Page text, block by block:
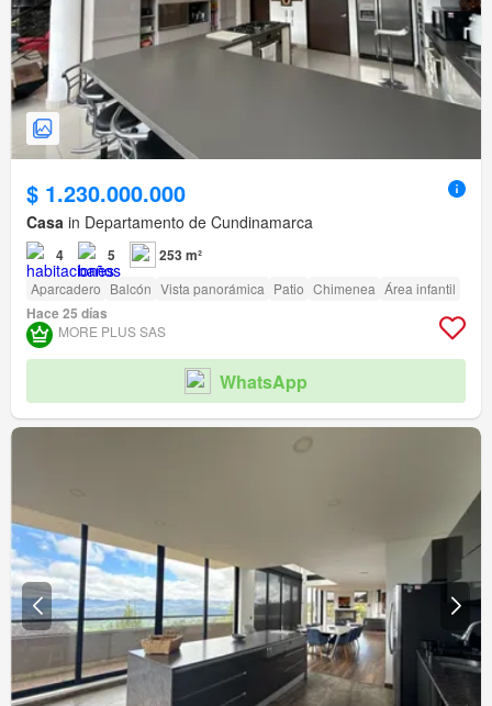
$ 1.230.000.000
Casa in Departamento de Cundinamarca
4 5 253 m²
Aparcadero Balcón Vista panorámica Patio Chimenea Área infantil
Hace 25 días
MORE PLUS SAS
WhatsApp